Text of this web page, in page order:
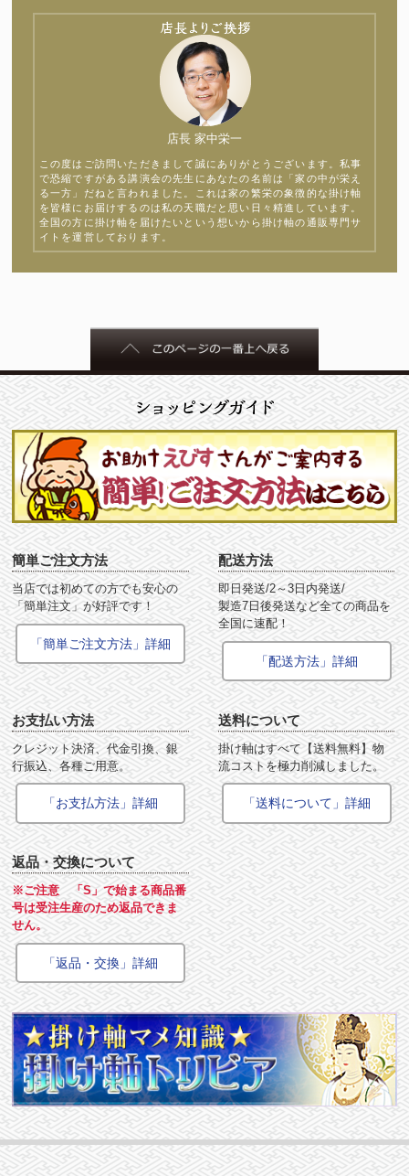
店長 家中栄一
この度はご訪問いただきまして誠にありがとうございます。私事
で恐縮ですがある講演会の先生にあなたの名前は「家の中が栄え
る一方」だねと言われました。これは家の繁栄の象徴的な掛け軸
を皆様にお届けするのは私の天職だと思い日々精進しています。
全国の方に掛け軸を届けたいという想いから掛け軸の通販専門サ
イトを運営しております。
簡単ご注文方法
当店では初めての方でも安心の
「簡単注文」が好評です！
「簡単ご注文方法」詳細
配送方法
即日発送/2～3日内発送/
製造7日後発送など全ての商品を
全国に速配！
「配送方法」詳細
お支払い方法
クレジット決済、代金引換、銀
行振込、各種ご用意。
「お支払方法」詳細
送料について
掛け軸はすべて【送料無料】物
流コストを極力削減しました。
「送料について」詳細
返品・交換について
※ご注意 「S」で始まる商品番
号は受注生産のため返品できま
せん。
「返品・交換」詳細